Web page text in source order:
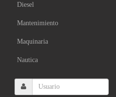
Diesel
Mantenimiento
Maquinaria
Nautica